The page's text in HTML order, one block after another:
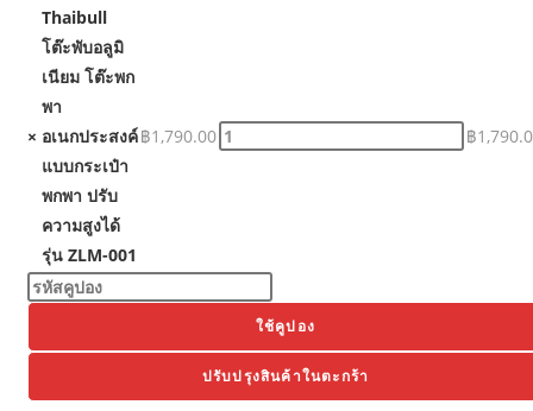
×
Thaibull
โต๊ะพับอลูมิ
เนียม โต๊ะพก
พา
อเนกประสงค์
แบบกระเป๋า
พกพา ปรับ
ความสูงได้
รุ่น ZLM-001
฿1,790.00 ฿
ใช้คูปอง
ปรับปรุงสินค้าในตะกร้า